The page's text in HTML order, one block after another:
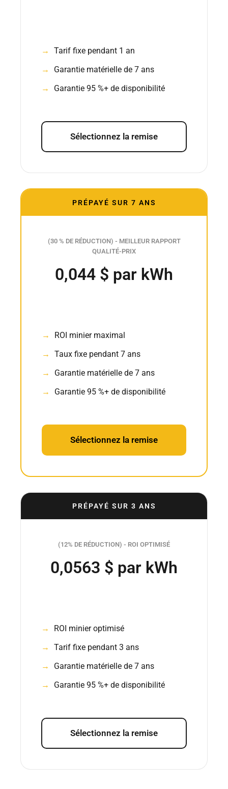
Tarif fixe pendant 1 an
Garantie matérielle de 7 ans
Garantie 95 %+ de disponibilité
Sélectionnez la remise
PRÉPAYÉ SUR 7 ANS
(30 % DE RÉDUCTION) - MEILLEUR RAPPORT
QUALITÉ-PRIX
0,044 $ par kWh
ROI minier maximal
Taux fixe pendant 7 ans
Garantie matérielle de 7 ans
Garantie 95 %+ de disponibilité
Sélectionnez la remise
PRÉPAYÉ SUR 3 ANS
(12% DE RÉDUCTION) - ROI OPTIMISÉ
0,0563 $ par kWh
ROI minier optimisé
Tarif fixe pendant 3 ans
Garantie matérielle de 7 ans
Garantie 95 %+ de disponibilité
Sélectionnez la remise